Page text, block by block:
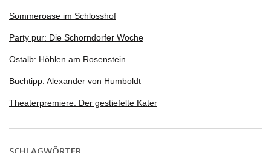
Sommeroase im Schlosshof
Party pur: Die Schorndorfer Woche
Ostalb: Höhlen am Rosenstein
Buchtipp: Alexander von Humboldt
Theaterpremiere: Der gestiefelte Kater